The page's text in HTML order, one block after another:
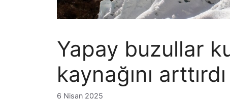
Yapay buzullar
kaynağını arttırdı
6 Nisan 2025